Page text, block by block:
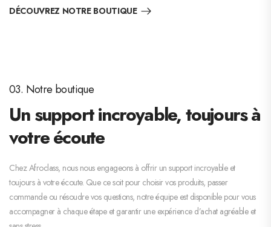
DÉCOUVREZ NOTRE BOUTIQUE
03. Notre boutique
Un support incroyable, toujours à
votre écoute
Chez Afroclass, nous nous engageons à offrir un support incroyable et
toujours à votre écoute. Que ce soit pour choisir vos produits, passer
commande ou résoudre vos questions, notre équipe est disponible pour vous
accompagner à chaque étape et garantir une expérience d’achat agréable et